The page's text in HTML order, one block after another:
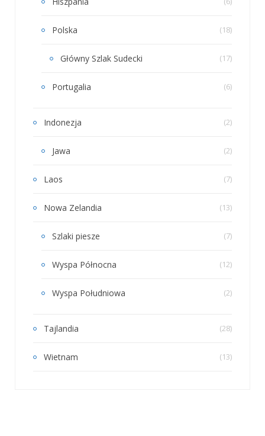
Polska (18)
Główny Szlak Sudecki (17)
Portugalia (6)
Indonezja (2)
Jawa (2)
Laos (7)
Nowa Zelandia (13)
Szlaki piesze (7)
Wyspa Północna (12)
Wyspa Południowa (2)
Tajlandia (28)
Wietnam (13)